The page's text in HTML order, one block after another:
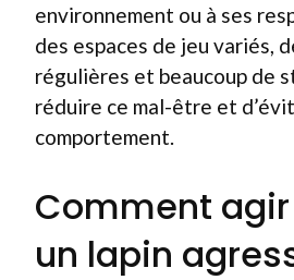
environnement ou à ses
des espaces de jeu variés,
régulières et beaucoup de
réduire ce mal-être et
comportement.
Comment
un lapin